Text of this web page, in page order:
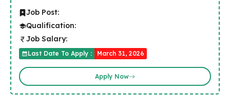
Job Post:
Qualification:
Job Salary:
Last Date To Apply : March 31, 2026
Apply Now